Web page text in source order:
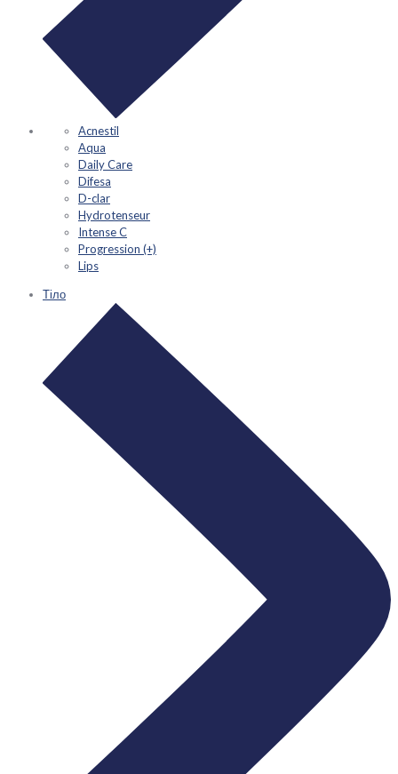
Acnestil
Aqua
Daily Care
Difesa
D-clar
Hydrotenseur
Intense C
Progression (+)
Lips
Тіло